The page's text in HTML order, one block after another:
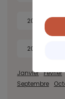
2022
2018
Janvier Février
Septembre